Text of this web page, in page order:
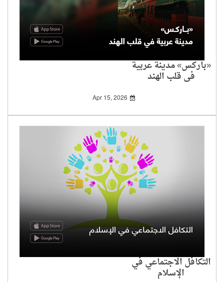
«باركس» مدينة عربية
في قلب الهند
Apr 15, 2026
التكافل الاجتماعي في
الإسلام